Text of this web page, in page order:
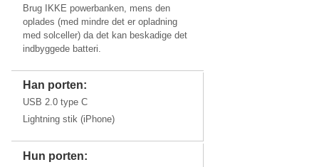
Brug IKKE powerbanken, mens den
oplades (med mindre det er opladning
med solceller) da det kan beskadige det
indbyggede batteri.
Han porten:
USB 2.0 type C
Lightning stik (iPhone)
Hun porten: